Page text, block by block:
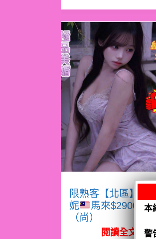
限熟客【北區】維小
妮
馬來$2900 .無
（尚）
閱讀全文
本
警